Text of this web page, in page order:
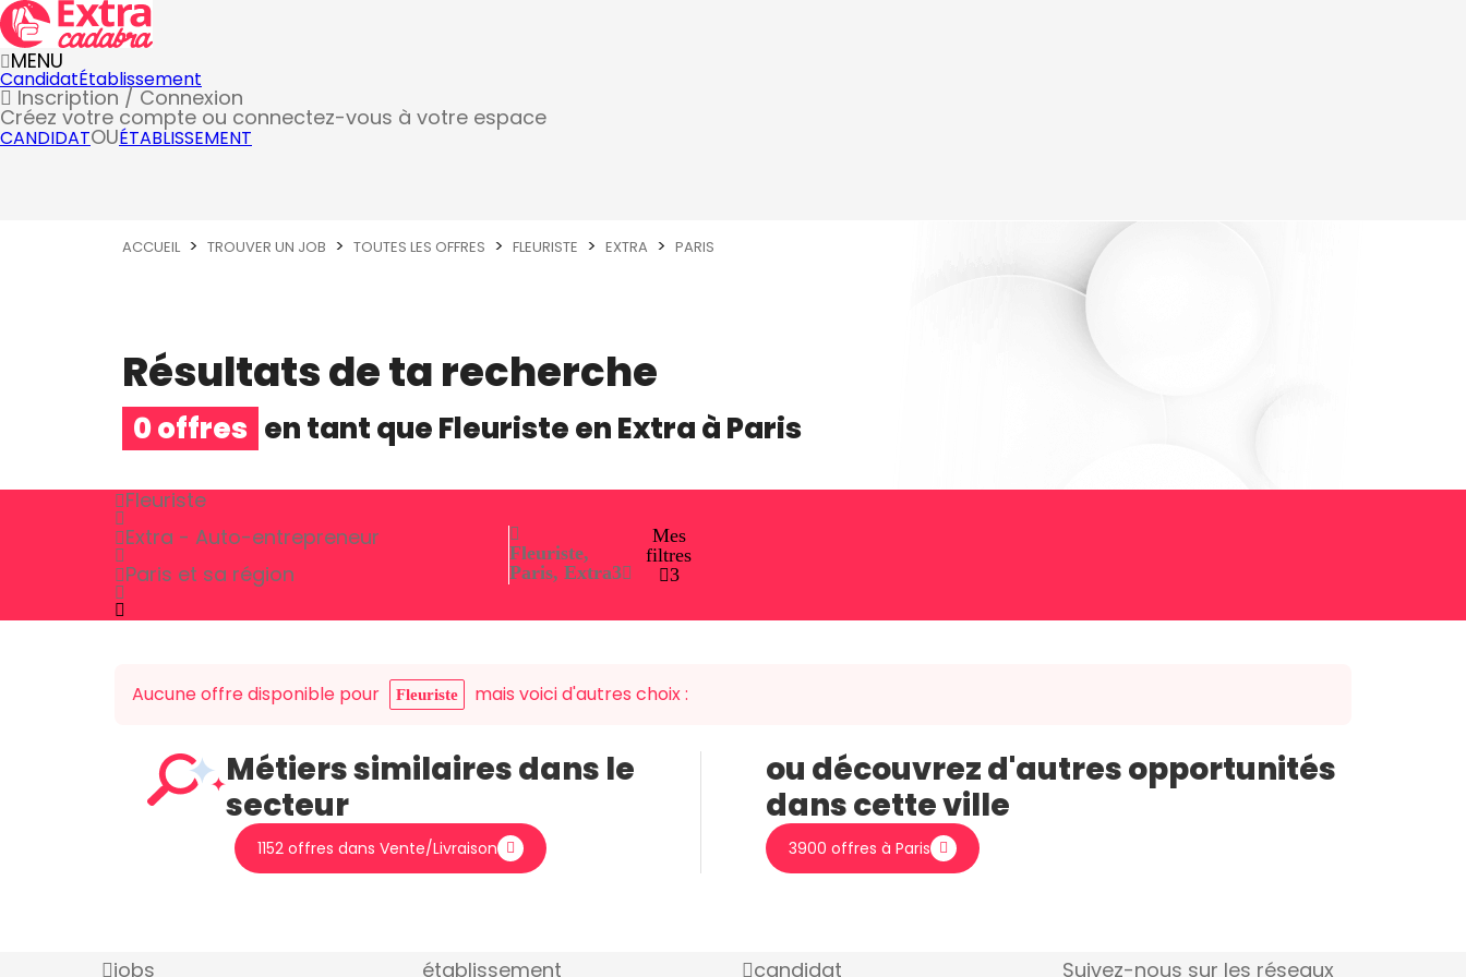
MENU
CandidatÉtablissement
Inscription / Connexion
Créez votre compte ou connectez-vous à votre espace
CANDIDATOUÉTABLISSEMENT
ACCUEIL TROUVER UN JOB TOUTES LES OFFRES FLEURISTE EXTRA PARIS
Résultats de ta recherche
0 offres en tant queFleuristeenExtraàParis
Fleuriste
Extra - Auto-entrepreneur
Paris et sa région
Fleuriste,
Paris, Extra3
Mes
filtres
3
Aucune offre disponible pour Fleuriste mais voici d'autres choix :
Métiers similaires dans le
secteur
1152 offres dans Vente/Livraison
ou découvrez d'autres opportunités
dans cette ville
3900 offres à Paris
jobs établissement candidat Suivez-nous sur les réseaux